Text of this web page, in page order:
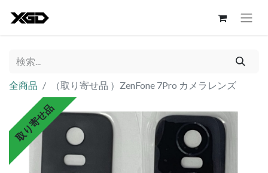
全商品 （取り寄せ品 ）ZenFone 7Pro カメラレンズ
取り寄せ品